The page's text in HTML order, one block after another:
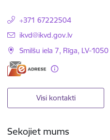
+371 67222504
E-pasts:
ikvd@ikvd.gov.lv
Smilšu iela 7, Rīga, LV-1050
Visi kontakti
Sekojiet mums